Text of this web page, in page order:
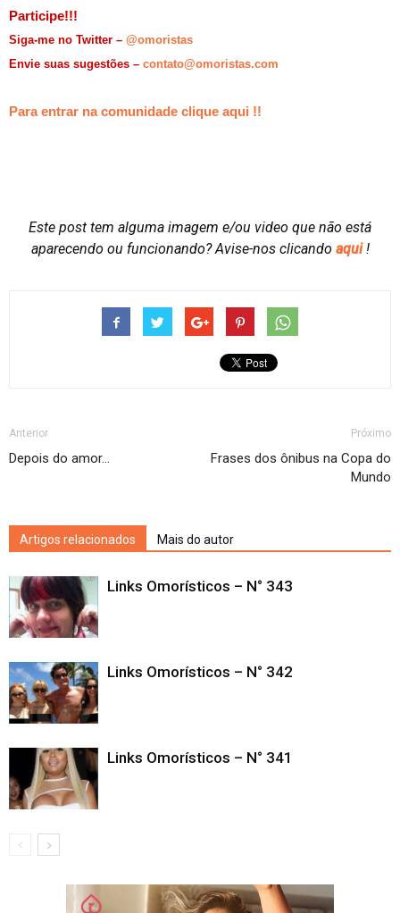
Participe!!!
Siga-me no Twitter – @omoristas
Envie suas sugestões – contato@omoristas.com
Para entrar na comunidade clique aqui !!
Este post tem alguma imagem e/ou video que não está
aparecendo ou funcionando? Avise-nos clicando aqui!
Anterior
Depois do amor…
Próximo
Frases dos ônibus na Copa do
Mundo
Artigos relacionados Mais do autor
Links Omorísticos – N° 343
Links Omorísticos – N° 342
Links Omorísticos – N° 341